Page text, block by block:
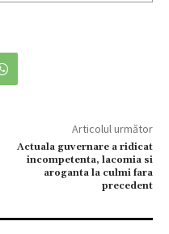
Articolul următor
Actuala guvernare a ridicat
incompetenta, lacomia si
aroganta la culmi fara
precedent